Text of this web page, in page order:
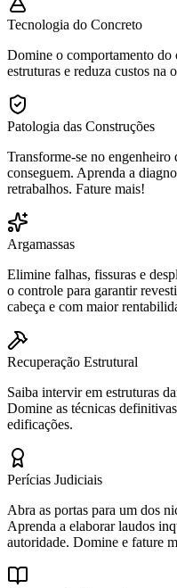
Tecnologia do Concreto
Domine o comportamento do
estruturas e reduza custos na
Patologia das Construções
Transforme-se no engenheiro
conseguem. Aprenda a
retrabalhos. Fature mais!
Argamassas
Elimine falhas, fissuras e
o controle para garantir
cabeça e com maior
Recuperação Estrutural
Saiba intervir em estruturas
Domine as técnicas
edificações.
Perícias Judiciais
Abra as portas para um dos
Aprenda a elaborar laudos
autoridade. Domine e fature